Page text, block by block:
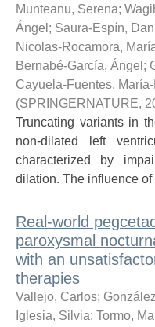
Munteanu, Serena;
Ángel ; Saura-Espín,
Nicolas-Rocamora,
Bernabé-García, Ángel ;
Cayuela-Fuentes,
(SPRINGERNATURE,
Truncating variants in
non-dilated left
characterized by
dilation. The influence
Real-world
paroxysmal
with an
therapies
Vallejo, Carlos;
Iglesia, Silvia; Tormo,